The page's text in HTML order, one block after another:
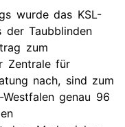
wurde das KSL-
der Taubblinden
zum
Zentrale für
nach, sind zum
genau 96